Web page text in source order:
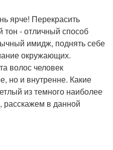
ярче! Перекрасить
тон - отличный способ
имидж, поднять себе
окружающих.
волос человек
но и внутренне. Какие
из темного наиболее
в данной